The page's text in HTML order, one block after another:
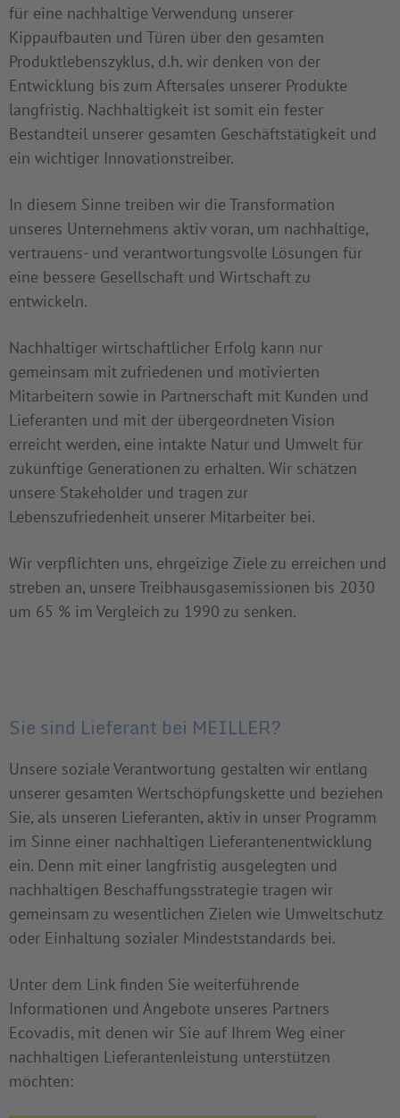
für eine nachhaltige Verwendung unserer
Kippaufbauten und Türen über den gesamten
Produktlebenszyklus, d.h. wir denken von der
Entwicklung bis zum Aftersales unserer Produkte
langfristig. Nachhaltigkeit ist somit ein fester
Bestandteil unserer gesamten Geschäftstätigkeit und
ein wichtiger Innovationstreiber.
In diesem Sinne treiben wir die Transformation
unseres Unternehmens aktiv voran, um nachhaltige,
vertrauens- und verantwortungsvolle Lösungen für
eine bessere Gesellschaft und Wirtschaft zu
entwickeln.
Nachhaltiger wirtschaftlicher Erfolg kann nur
gemeinsam mit zufriedenen und motivierten
Mitarbeitern sowie in Partnerschaft mit Kunden und
Lieferanten und mit der übergeordneten Vision
erreicht werden, eine intakte Natur und Umwelt für
zukünftige Generationen zu erhalten. Wir schätzen
unsere Stakeholder und tragen zur
Lebenszufriedenheit unserer Mitarbeiter bei.
Wir verpflichten uns, ehrgeizige Ziele zu erreichen und
streben an, unsere Treibhausgasemissionen bis 2030
um 65 % im Vergleich zu 1990 zu senken.
Sie sind Lieferant bei MEILLER?
Unsere soziale Verantwortung gestalten wir entlang
unserer gesamten Wertschöpfungskette und beziehen
Sie, als unseren Lieferanten, aktiv in unser Programm
im Sinne einer nachhaltigen Lieferantenentwicklung
ein. Denn mit einer langfristig ausgelegten und
nachhaltigen Beschaffungsstrategie tragen wir
gemeinsam zu wesentlichen Zielen wie Umweltschutz
oder Einhaltung sozialer Mindeststandards bei.
Unter dem Link finden Sie weiterführende
Informationen und Angebote unseres Partners
Ecovadis, mit denen wir Sie auf Ihrem Weg einer
nachhaltigen Lieferantenleistung unterstützen
möchten: